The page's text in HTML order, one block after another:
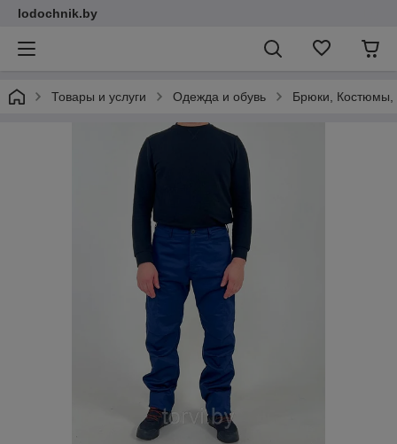
lodochnik.by
Товары и услуги Одежда и обувь Брюки, Костюмы,